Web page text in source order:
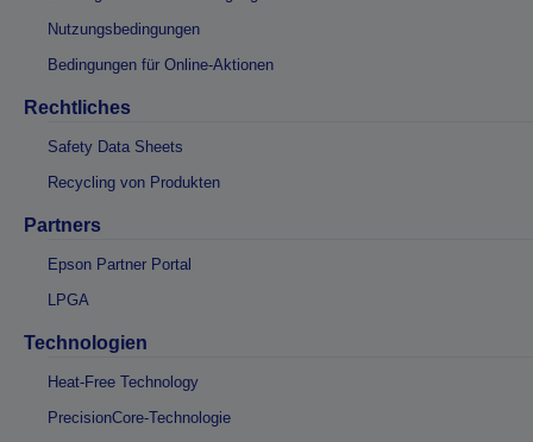
Nutzungsbedingungen
Bedingungen für Online-Aktionen
Rechtliches
Safety Data Sheets
Recycling von Produkten
Partners
Epson Partner Portal
LPGA
Technologien
Heat-Free Technology
PrecisionCore-Technologie